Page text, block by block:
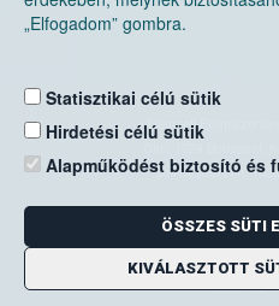
„Elfogadom” gombra.
Statisztikai célú sütik
Hirdetési célú sütik
Alapműködést biztosító és
ÖSSZES SÜTI
KIVÁLASZTOTT
Nemzeti
Levelezési cím:
E-mail:
Zöld szám:
Telefon: 06-